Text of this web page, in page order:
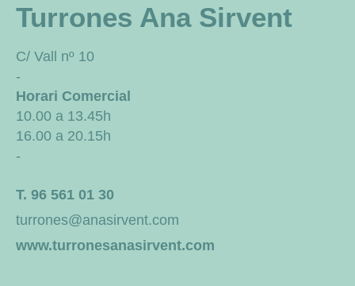
Turrones Ana Sirvent
C/ Vall nº 10
-
Horari Comercial
10.00 a 13.45h
16.00 a 20.15h
-
T. 96 561 01 30
turrones@anasirvent.com
www.turronesanasirvent.com